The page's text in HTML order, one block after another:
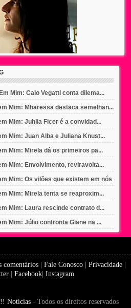
Mim: Caio Vegatti conta dilema...
Mim: Mharessa destaca semelhan...
Mim: Juhlia Ficer é a convidad...
Mim: Juan Alba e Juliana Knust...
Mim: Mirela dá os primeiros pa...
Mim: Envolvimento, reviravolta...
Mim: Os vilões que existem em nós
Mim: Mirela tenta se reaproxim...
Mim: Laura rescinde contrato d...
Mim: Júlio confronta Giane na ...
comentários| Fale Conosco| Privacidade|
Facebook Instagram
Notícias - Todos os direitos reservados